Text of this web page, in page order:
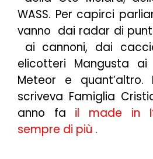
WASS. Per capirci
vanno dai radar di
ai cannoni, dai
elicotteri Mangusta ai
Meteor e quant’altro.
scriveva Famiglia
anno fa il made in
sempre di più .